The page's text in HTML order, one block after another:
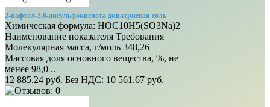
2-нафтол-3,6-дисульфокислота динатриевая соль
Химическая формула: НОС10Н5(SO3Na)2
Наименование показателя Требования
Молекулярная масса, г/моль 348,26
Массовая доля основного вещества, %, не
менее 98,0 ..
12 885.24 руб. Без НДС: 10 561.67 руб.